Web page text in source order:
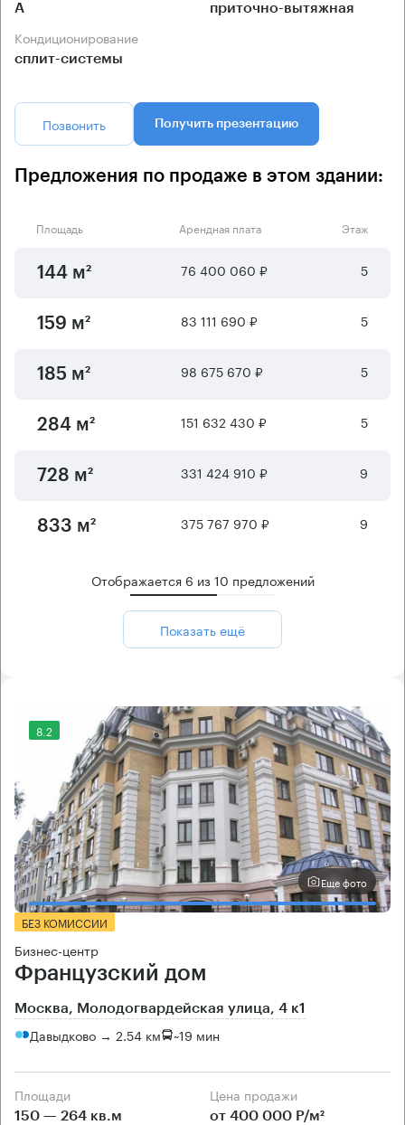
А приточно-вытяжная
Кондиционирование
сплит-системы
Позвонить Получить презентацию
Предложения по продаже в этом здании:
Площадь Арендная плата Этаж
144 м² 76 400 060 ₽ 5
159 м² 83 111 690 ₽ 5
185 м² 98 675 670 ₽ 5
284 м² 151 632 430 ₽ 5
728 м² 331 424 910 ₽ 9
833 м² 375 767 970 ₽ 9
Отображается 6 из10 предложений
Показать ещё
8.2
Еще фото
БЕЗ КОМИССИИ
Бизнес-центр
Французский дом
Москва, Молодогвардейская улица, 4 к1
Давыдково → 2.54 км ~19 мин
Площади
150 — 264 кв.м
Цена продажи
от 400 000 Р/м²